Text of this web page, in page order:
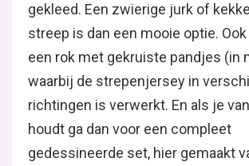
gekleed. Een zwierige jurk of
streep is dan een mooie optie.
een rok met gekruiste pandjes (in
waarbij de strepenjersey in
richtingen is verwerkt. En als je
houdt ga dan voor een compleet
gedessineerde set, hier gemaakt